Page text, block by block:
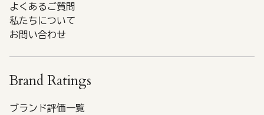
よくあるご質問
私たちについて
お問い合わせ
Brand Ratings
ブランド評価一覧